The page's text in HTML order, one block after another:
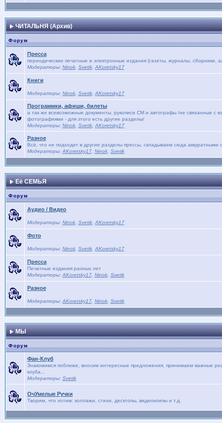
ЧИТАЛЬНЯ (Архив)
Форум
Пресса
периодические печатные и электронные издания (газеты, журналы, сборники,
Модераторы: Ninok, Svetik, AKoretsky17
Книги
Модераторы: Ninok, Svetik, AKoretsky17
Программки, афиши, билеты
а так же всевозможные документы, рукописи СМ и автографы /не связанные с
фотографиями - для этого есть другие разделы/
Модераторы: Ninok, Svetik, AKoretsky17
Разное
Всё, что не подходит в другие разделы прессы, складываем сюда аккуратными
Модераторы: AKoretsky17, Ninok, Svetik
Её СЕМЬЯ
Форум
Аудио / Видео
Модераторы: Ninok, Svetik, AKoretsky17
Фото
Модераторы: Ninok, Svetik, AKoretsky17
Пресса
Печатные издания разных лет
Модераторы: AKoretsky17, Ninok, Svetik
Разное
Модераторы: AKoretsky17, Ninok, Svetik
МЫ
Форум
Фан-Клуб
Знакомимся поближе, вносим интересные предложения, принимаем важные
клуба...
Модераторы: Svetik
ОчУмелые Ручки
Творим, что хотим: коллажи, стихи, десктопы, видеоклипы и т.д.